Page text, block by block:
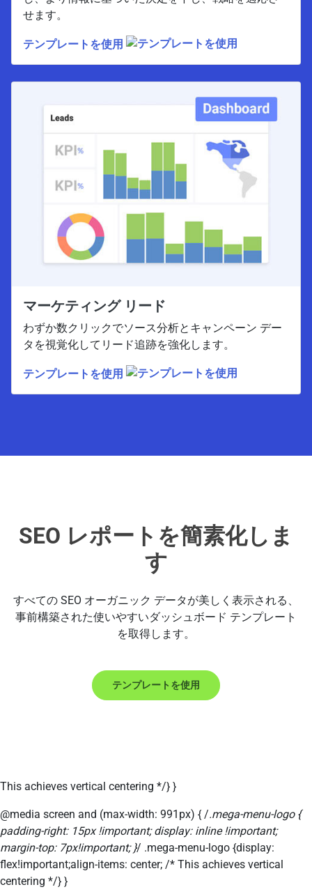
せます。
テンプレートを使用
マーケティング リード
わずか数クリックでソース分析とキャンペーン デー
タを視覚化してリード追跡を強化します。
テンプレートを使用
SEO レポートを簡素化しま
す
すべての SEO オーガニック データが美しく表示される、
事前構築された使いやすいダッシュボード テンプレート
を取得します。
テンプレートを使用
This achieves vertical centering */} }
@media screen and (max-width: 991px) { /.mega-menu-logo {
padding-right: 15px !important; display: inline !important;
margin-top: 7px!important; }/ .mega-menu-logo {display:
flex!important;align-items: center; /* This achieves vertical
centering */} }